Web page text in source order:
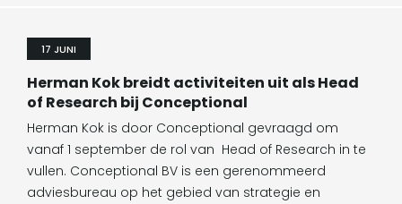
17 JUNI
Herman Kok breidt activiteiten uit als Head
of Research bij Conceptional
Herman Kok is door Conceptional gevraagd om
vanaf 1 september de rol van Head of Research in te
vullen. Conceptional BV is een gerenommeerd
adviesbureau op het gebied van strategie en